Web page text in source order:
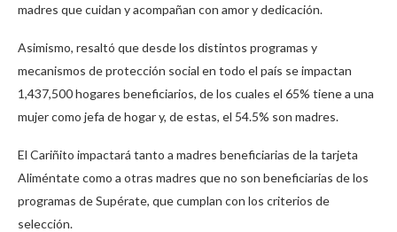
madres que cuidan y acompañan con amor y dedicación.
Asimismo, resaltó que desde los distintos programas y
mecanismos de protección social en todo el país se impactan
1,437,500 hogares beneficiarios, de los cuales el 65% tiene a una
mujer como jefa de hogar y, de estas, el 54.5% son madres.
El Cariñito impactará tanto a madres beneficiarias de la tarjeta
Aliméntate como a otras madres que no son beneficiarias de los
programas de Supérate, que cumplan con los criterios de
selección.